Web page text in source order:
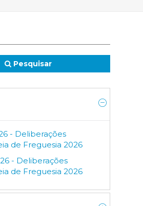
Pesquisar
- Deliberações
de Freguesia 2026
- Deliberações
de Freguesia 2026